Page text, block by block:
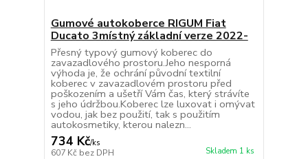
Gumové autokoberce RIGUM Fiat
Ducato 3místný základní verze 2022-
Přesný typový gumový koberec do
zavazadlového prostoru.Jeho nesporná
výhoda je, že ochrání původní textilní
koberec v zavazadlovém prostoru před
poškozením a ušetří Vám čas, který strávíte
s jeho údržbou.Koberec lze luxovat i omývat
vodou, jak bez použití, tak s použitím
autokosmetiky, kterou nalezn...
734 Kč/ks
607 Kč bez DPH Skladem 1 ks